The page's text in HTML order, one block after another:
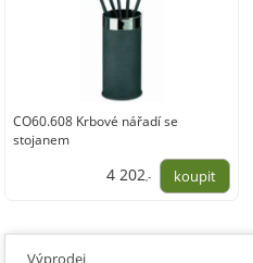
CO60.608 Krbové nářadí se
stojanem
4 202 ,-
Výprodej